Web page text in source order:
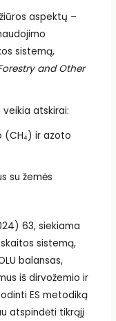
aspektų –
sistemą,
and Other
veikia atskirai:
(CH₄) ir azoto
su žemės
63, siekiama
sistemą,
balansas,
iš dirvožemio ir
ES metodiką
atspindėti tikrąjį